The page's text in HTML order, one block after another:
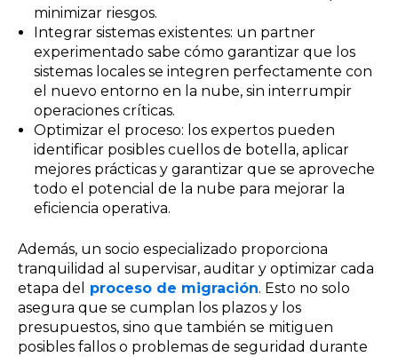
minimizar riesgos.
Integrar sistemas existentes: un partner
experimentado sabe cómo garantizar que los
sistemas locales se integren perfectamente con
el nuevo entorno en la nube, sin interrumpir
operaciones críticas.
Optimizar el proceso: los expertos pueden
identificar posibles cuellos de botella, aplicar
mejores prácticas y garantizar que se aproveche
todo el potencial de la nube para mejorar la
eficiencia operativa.
Además, un socio especializado proporciona
tranquilidad al supervisar, auditar y optimizar cada
etapa del
proceso de migración. Esto no solo
asegura que se cumplan los plazos y los
presupuestos, sino que también se mitiguen
posibles fallos o problemas de seguridad durante